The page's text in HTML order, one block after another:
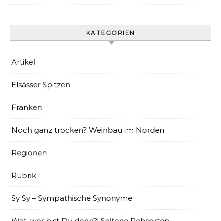
KATEGORIEN
Artikel
Elsässer Spitzen
Franken
Noch ganz trocken? Weinbau im Norden
Regionen
Rubrik
Sy Sy – Sympathische Synonyme